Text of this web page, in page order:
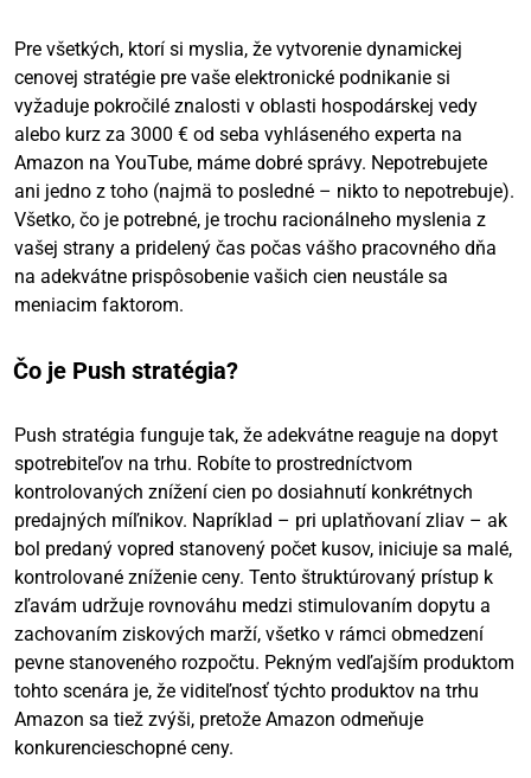
Pre všetkých, ktorí si myslia, že vytvorenie dynamickej
cenovej stratégie pre vaše elektronické podnikanie si
vyžaduje pokročilé znalosti v oblasti hospodárskej vedy
alebo kurz za 3000 € od seba vyhláseného experta na
Amazon na YouTube, máme dobré správy. Nepotrebujete
ani jedno z toho (najmä to posledné – nikto to nepotrebuje).
Všetko, čo je potrebné, je trochu racionálneho myslenia z
vašej strany a pridelený čas počas vášho pracovného dňa
na adekvátne prispôsobenie vašich cien neustále sa
meniacim faktorom.
Čo je Push stratégia?
Push stratégia funguje tak, že adekvátne reaguje na dopyt
spotrebiteľov na trhu. Robíte to prostredníctvom
kontrolovaných znížení cien po dosiahnutí konkrétnych
predajných míľnikov. Napríklad – pri uplatňovaní zliav – ak
bol predaný vopred stanovený počet kusov, iniciuje sa malé,
kontrolované zníženie ceny. Tento štruktúrovaný prístup k
zľavám udržuje rovnováhu medzi stimulovaním dopytu a
zachovaním ziskových marží, všetko v rámci obmedzení
pevne stanoveného rozpočtu. Pekným vedľajším produktom
tohto scenára je, že viditeľnosť týchto produktov na trhu
Amazon sa tiež zvýši, pretože Amazon odmeňuje
konkurencieschopné ceny.